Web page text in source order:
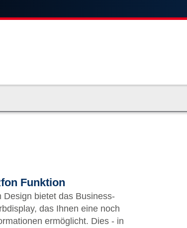
Funktion
bietet das Business-
das Ihnen eine noch
ermöglicht. Dies - in